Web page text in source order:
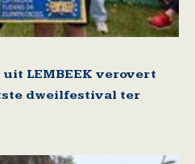
LEMBEEK verovert
dweilfestival ter